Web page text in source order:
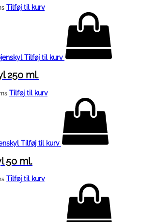
Tilføj til kurv
Tilføj til kurv
250 ml.
Tilføj til kurv
Tilføj til kurv
50 ml.
Tilføj til kurv